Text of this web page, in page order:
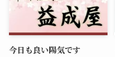
今日も良い陽気です